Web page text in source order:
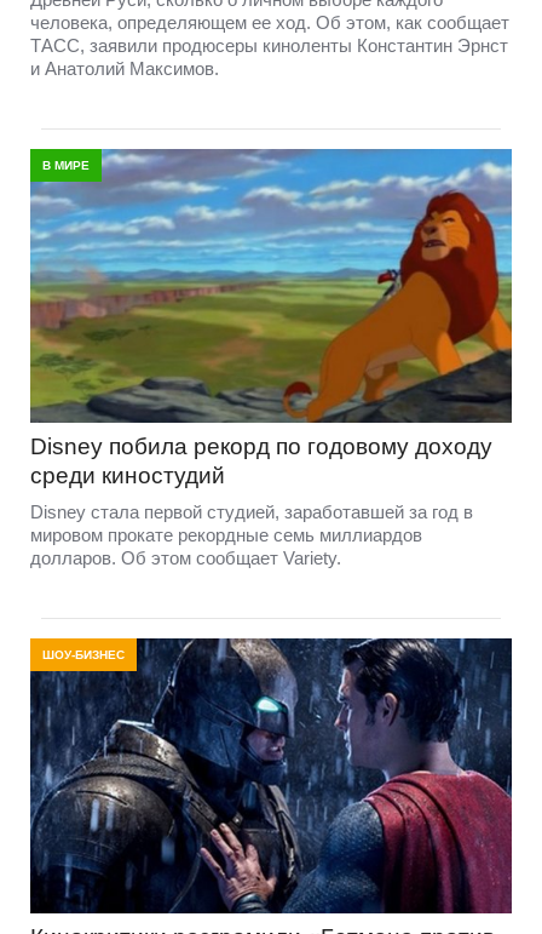
человека, определяющем ее ход. Об этом, как сообщает
ТАСС, заявили продюсеры киноленты Константин Эрнст
и Анатолий Максимов.
В МИРЕ
Disney побила рекорд по годовому доходу
среди киностудий
Disney стала первой студией, заработавшей за год в
мировом прокате рекордные семь миллиардов
долларов. Об этом сообщает Variety.
ШОУ-БИЗНЕС